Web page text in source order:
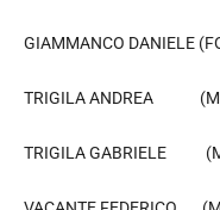
GIAMMANCO
TRIGILA ANDREA
TRIGILA GABRIELE